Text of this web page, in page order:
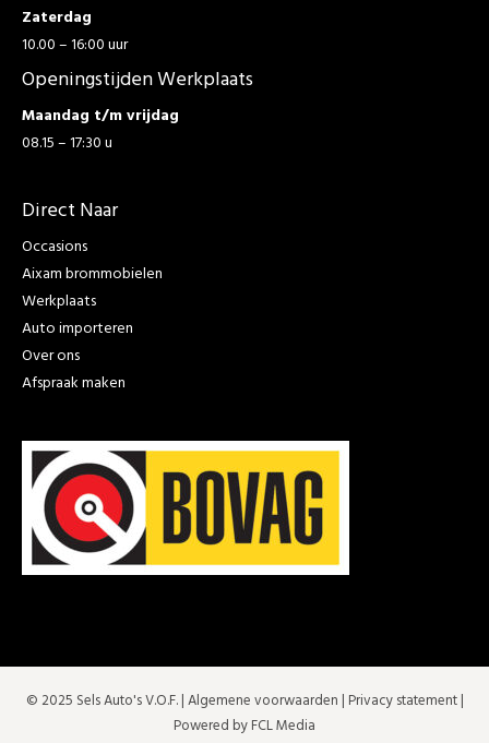
Zaterdag
10.00 – 16:00 uur
Openingstijden Werkplaats
Maandag t/m vrijdag
08.15 – 17:30 u
Direct Naar
Occasions
Aixam brommobielen
Werkplaats
Auto importeren
Over ons
Afspraak maken
© 2025 Sels Auto's V.O.F. |Algemene voorwaarden | Privacy statement|
Powered by FCL Media